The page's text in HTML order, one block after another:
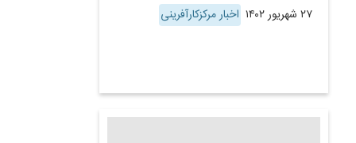
۲۷ شهریور ۱۴۰۲ اخبار مرکزکارآفرینی